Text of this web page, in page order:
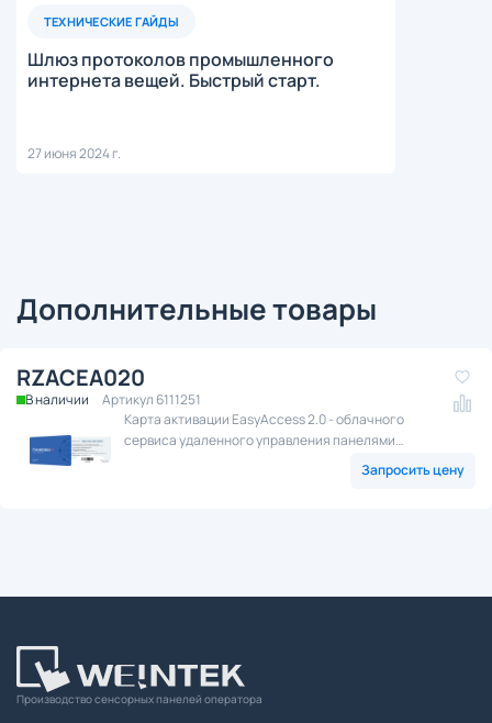
ТЕХНИЧЕСКИЕ ГАЙДЫ
Шлюз протоколов промышленного
интернета вещей. Быстрый старт.
27 июня 2024 г.
Дополнительные товары
RZACEA020
В наличии
Артикул 6111251
Карта активации EasyAccess 2.0 - облачного
сервиса удаленного управления панелями
оператора посредством сети Интернет.Запросить цену
Производство сенсорных панелей оператора